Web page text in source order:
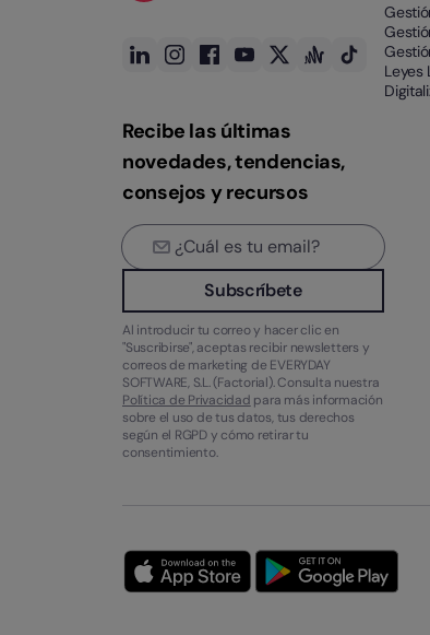
Recibe las últimas
novedades, tendencias,
consejos y recursos
Subscríbete
Al introducir tu correo y hacer clic en
"Suscribirse", aceptas recibir newsletters y
correos de marketing de EVERYDAY
SOFTWARE, S.L. (Factorial). Consulta nuestra
Política de Privacidad para más información
sobre el uso de tus datos, tus derechos
según el RGPD y cómo retirar tu
consentimiento.
Leyes